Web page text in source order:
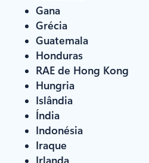
Gana
Grécia
Guatemala
Honduras
RAE de Hong Kong
Hungria
Islândia
Índia
Indonésia
Iraque
Irlanda